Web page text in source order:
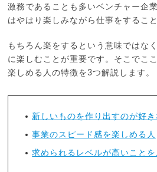
激務であることも多いベンチャー企
はやはり楽しみながら仕事をすること
もちろん楽をするという意味ではな
に楽しむことが重要です。そこでこ
楽しめる人の特徴を3つ解説します。
新しいものを作り出すのが好き
事業のスピード感を楽しめる人
求められるレベルが高いこと